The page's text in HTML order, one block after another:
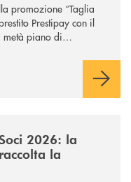
promozione “Taglia
Prestipay con il
piano di
2026: la
la